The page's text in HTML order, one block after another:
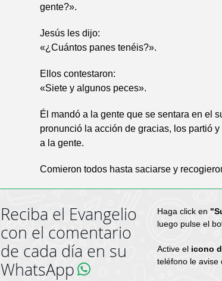
gente?».
Jesús les dijo:
«¿Cuántos panes tenéis?».
Ellos contestaron:
«Siete y algunos peces».
Él mandó a la gente que se sentara en el
pronunció la acción de gracias, los partió
a la gente.
Comieron todos hasta saciarse y
Reciba el Evangelio
con el comentario
de cada día en su
WhatsApp
Haga click en
luego pulse el
Active el icono
teléfono le avise